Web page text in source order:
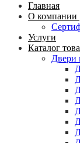
Главная
О компании
Услуги
Каталог
Двери